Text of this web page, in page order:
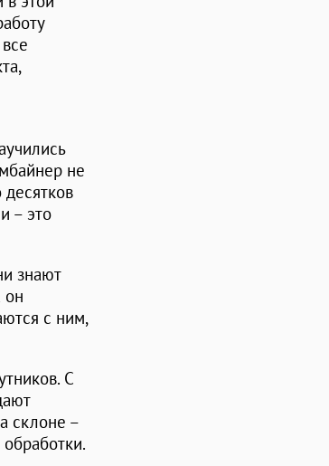
не
десятков
– это
знают
он
с ним,
С
склоне –